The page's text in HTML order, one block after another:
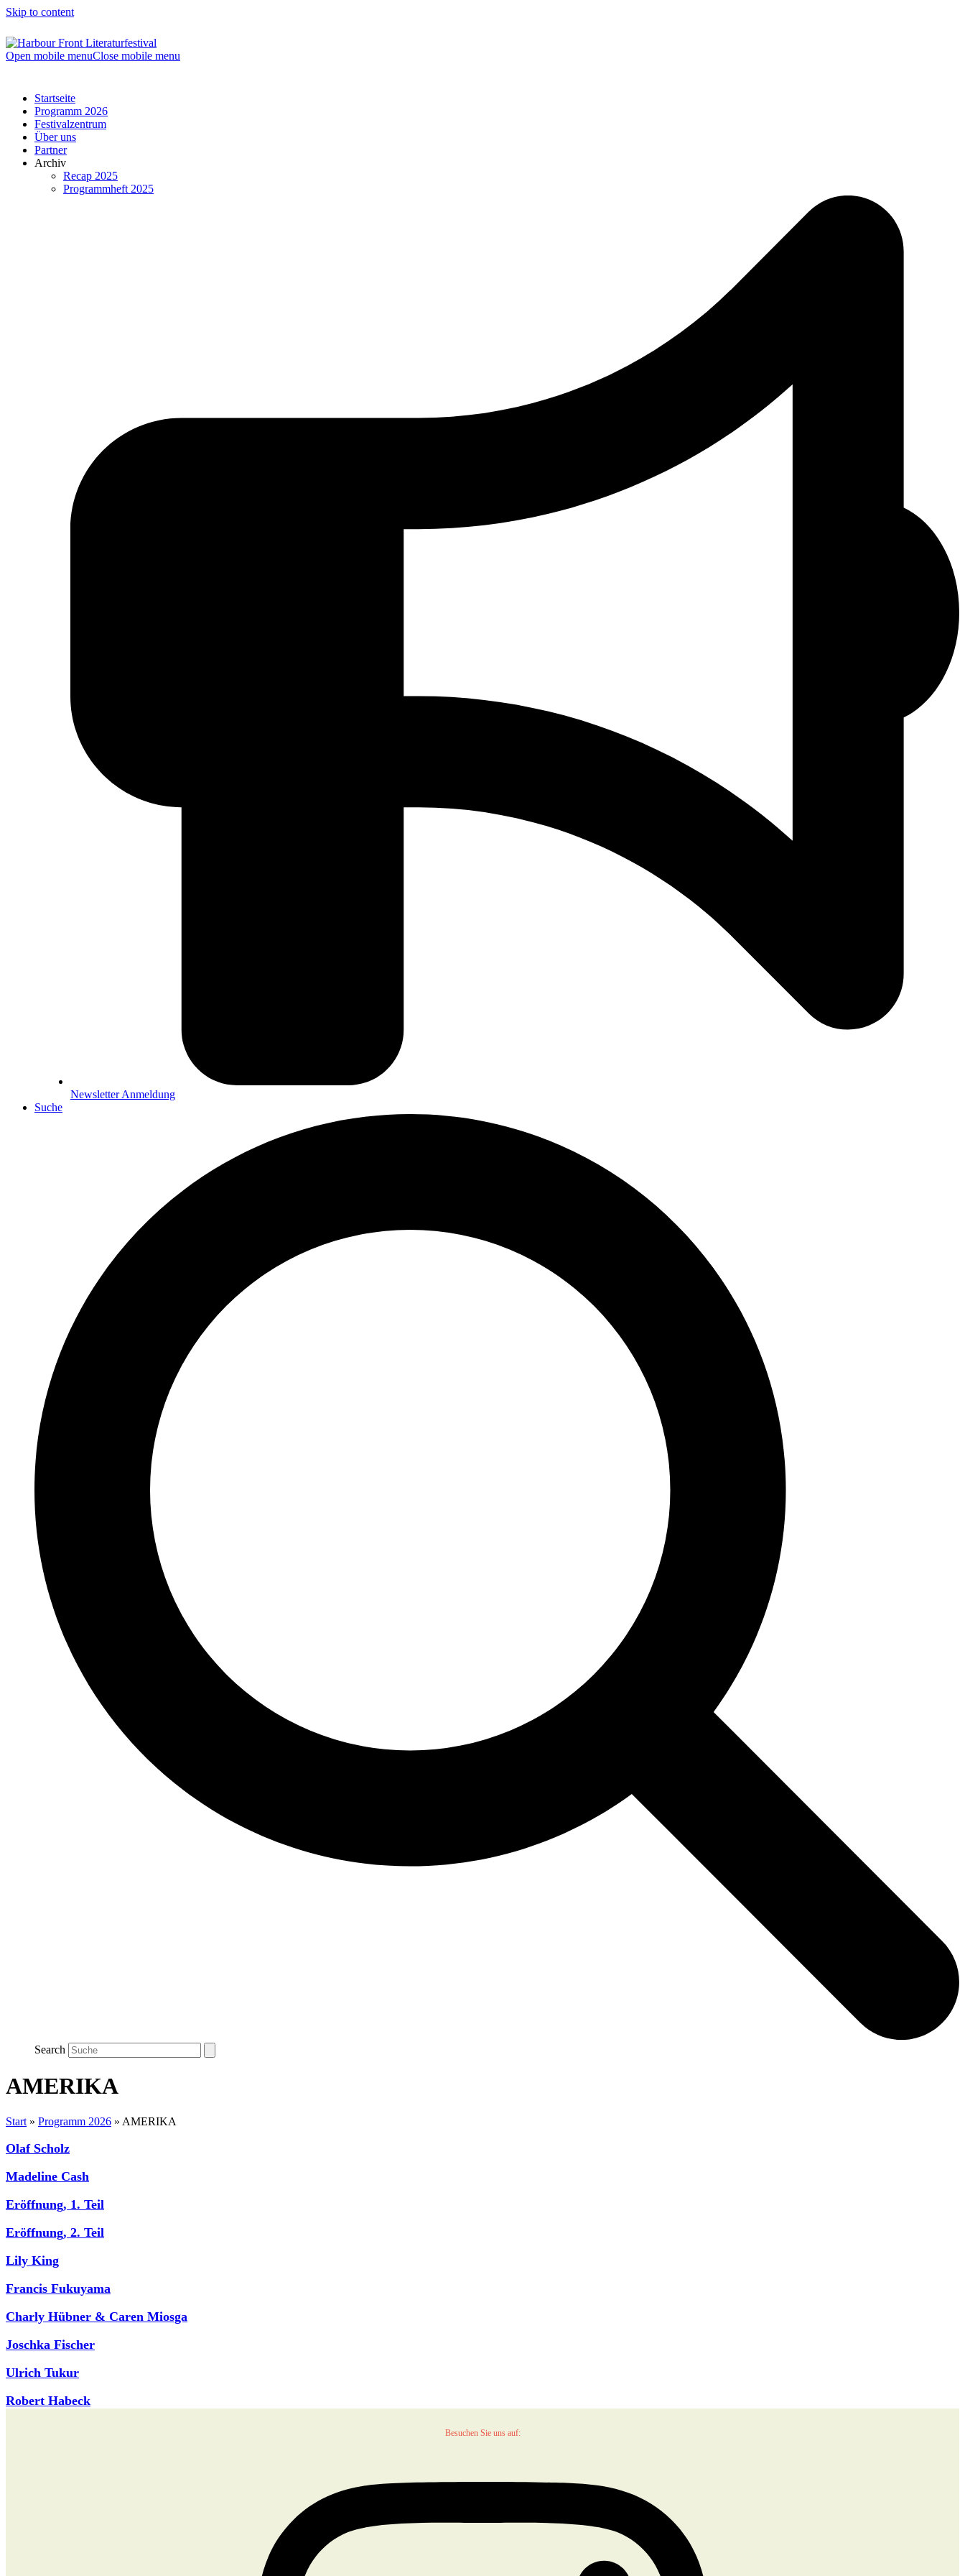
Skip to content
Open mobile menuClose mobile menu
Startseite
Programm 2026
Festivalzentrum
Über uns
Partner
Archiv
Recap 2025
Programmheft 2025
Newsletter Anmeldung
Suche
Search
AMERIKA
Start » Programm 2026 » AMERIKA
Olaf Scholz
Madeline Cash
Eröffnung, 1. Teil
Eröffnung, 2. Teil
Lily King
Francis Fukuyama
Charly Hübner & Caren Miosga
Joschka Fischer
Ulrich Tukur
Robert Habeck
Besuchen Sie uns auf: